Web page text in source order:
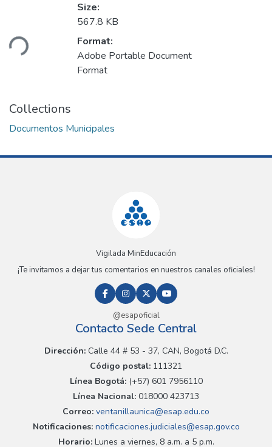
Size:
567.8 KB
Format:
Adobe Portable Document
Format
Collections
Documentos Municipales
Vigilada MinEducación
¡Te invitamos a dejar tus comentarios en nuestros canales oficiales!
@esapoficial
Contacto Sede Central
Dirección:Calle 44 # 53 - 37, CAN, Bogotá D.C.
Código postal: 111321
Línea Bogotá:(+57) 601 7956110
Línea Nacional: 018000 423713
Correo: ventanillaunica@esap.edu.co
Notificaciones:notificaciones.judiciales@esap.gov.co
Horario:Lunes a viernes, 8 a.m. a 5 p.m.